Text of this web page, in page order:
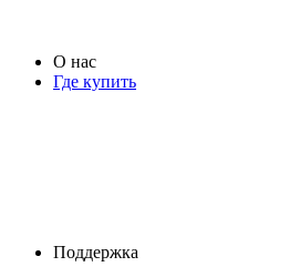
О нас
Где купить
Поддержка